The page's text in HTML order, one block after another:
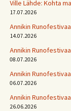
Ville Lähde: Kohta
17.07.2026
Annikin
14.07.2026
Annikin
08.07.2026
Annikin
06.07.2026
Annikin
26.06.2026